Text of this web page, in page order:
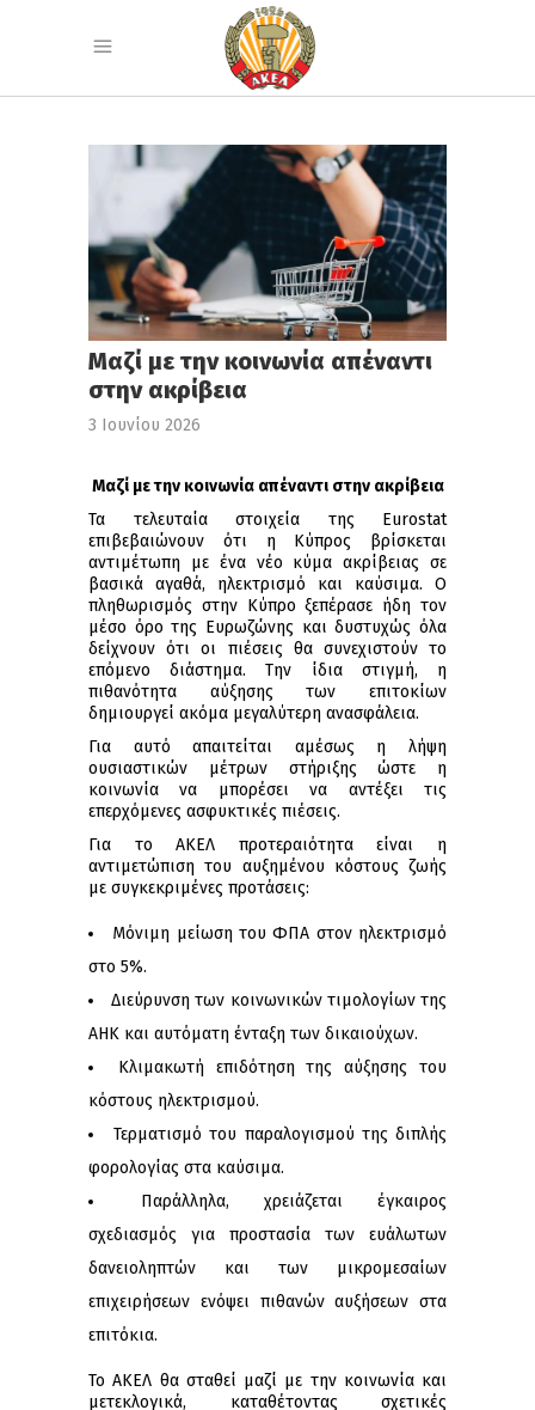
Μαζί με την κοινωνία απέναντι
στην ακρίβεια
3 Ιουνίου 2026
Μαζί με την κοινωνία απέναντι στην ακρίβεια
Τα τελευταία στοιχεία της Eurostat
επιβεβαιώνουν ότι η Κύπρος βρίσκεται
αντιμέτωπη με ένα νέο κύμα ακρίβειας σε
βασικά αγαθά, ηλεκτρισμό και καύσιμα. Ο
πληθωρισμός στην Κύπρο ξεπέρασε ήδη τον
μέσο όρο της Ευρωζώνης και δυστυχώς όλα
δείχνουν ότι οι πιέσεις θα συνεχιστούν το
επόμενο διάστημα. Την ίδια στιγμή, η
πιθανότητα αύξησης των επιτοκίων
δημιουργεί ακόμα μεγαλύτερη ανασφάλεια.
Για αυτό απαιτείται αμέσως η λήψη
ουσιαστικών μέτρων στήριξης ώστε η
κοινωνία να μπορέσει να αντέξει τις
επερχόμενες ασφυκτικές πιέσεις.
Για το ΑΚΕΛ προτεραιότητα είναι η
αντιμετώπιση του αυξημένου κόστους ζωής
με συγκεκριμένες προτάσεις:
Μόνιμη μείωση του ΦΠΑ στον ηλεκτρισμό
στο 5%.
Διεύρυνση των κοινωνικών τιμολογίων της
ΑΗΚ και αυτόματη ένταξη των δικαιούχων.
Κλιμακωτή επιδότηση της αύξησης του
κόστους ηλεκτρισμού.
Τερματισμό του παραλογισμού της διπλής
φορολογίας στα καύσιμα.
Παράλληλα, χρειάζεται έγκαιρος
σχεδιασμός για προστασία των ευάλωτων
δανειοληπτών και των μικρομεσαίων
επιχειρήσεων ενόψει πιθανών αυξήσεων στα
επιτόκια.
Το ΑΚΕΛ θα σταθεί μαζί με την κοινωνία και
μετεκλογικά, καταθέτοντας σχετικές